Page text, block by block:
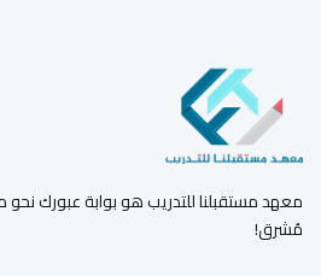
معهد مستقبلنا للتدريب هو بوابة عبورك
مُشرق!